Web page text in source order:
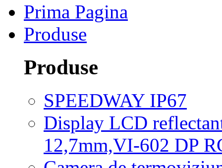
Prima Pagina
Produse
Produse
SPEEDWAY IP67
Display LCD
12,7mm,VI-602 DP